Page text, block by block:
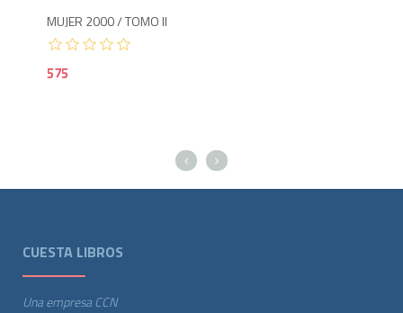
MUJER 2000 / TOMO II
575
CUESTA LIBROS
Una empresa CCN